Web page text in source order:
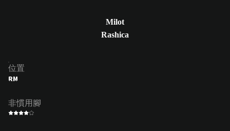
Milot
Rashica
位置
RM
非慣用腳